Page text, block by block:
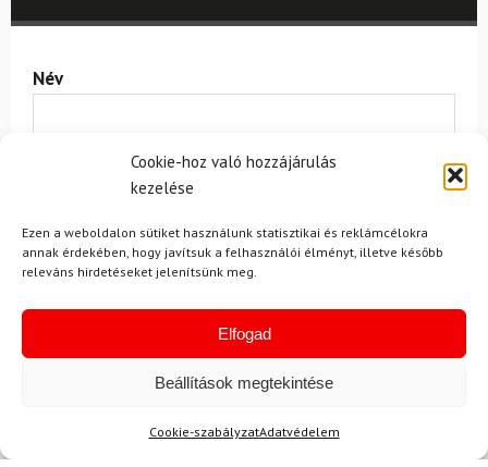
Cookie-hoz való hozzájárulás
kezelése
Ezen a weboldalon sütiket használunk statisztikai és reklámcélokra
annak érdekében, hogy javítsuk a felhasználói élményt, illetve később
releváns hirdetéseket jelenítsünk meg.
Elfogad
Beállítások megtekintése
Cookie-szabályzatAdatvédelem
Név
Az üzeneted